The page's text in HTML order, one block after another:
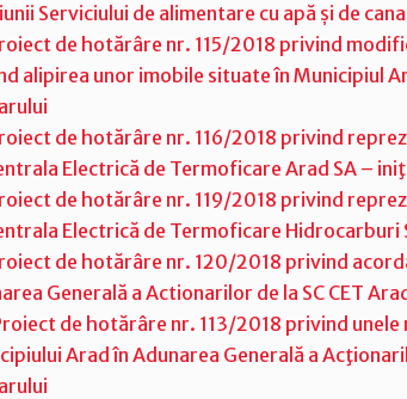
Serviciului de alimentare cu apă și de
de hotărâre nr. 115/2018 privind
alipirea unor imobile situate în Municipiul
de hotărâre nr. 116/2018 privind
Electrică de Termoficare Arad SA –
de hotărâre nr. 119/2018 privind
Electrică de Termoficare
de hotărâre nr. 120/2018 privind
Generală a Actionarilor de la SC CET
de hotărâre nr. 113/2018 privind
Arad în Adunarea Generală a